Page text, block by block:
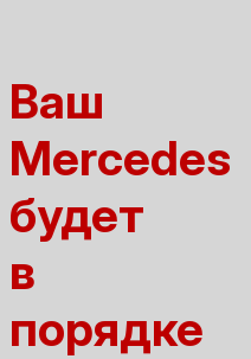
Ваш
Mercedes
будет
в
порядке